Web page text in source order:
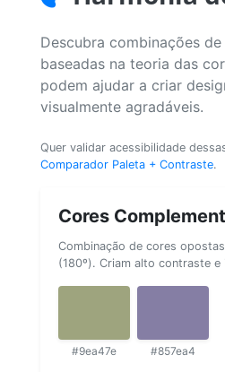
Descubra combinações
baseadas na teoria das
podem ajudar a criar
visualmente agradáveis.
Quer validar acessibilidade
Comparador Paleta + Contraste.
Cores
Combinação de cores
(180º). Criam alto contraste e
#9ea47e #857ea4